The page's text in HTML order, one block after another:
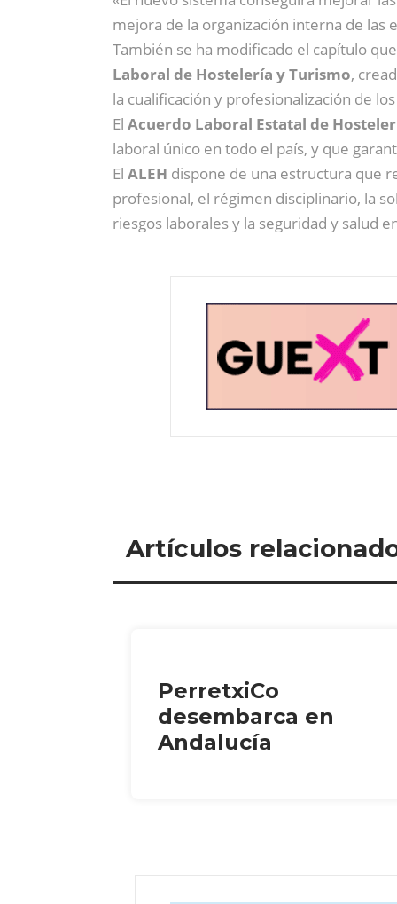
mejora de la organización interna de las
También se ha modificado el capítulo
Laboral de Hostelería y Turismo,
la cualificación y profesionalización de
El Acuerdo Laboral Estatal de
laboral único en todo el país, y que
El ALEH dispone de una estructura que
profesional, el régimen disciplinario, la
riesgos laborales y la seguridad y salud
Artículos
PerretxiCo
desembarca en
Andalucía